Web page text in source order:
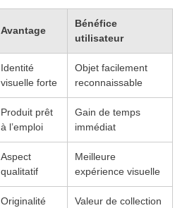
Avantage
Bénéfice
utilisateur
Identité
visuelle forte
Objet facilement
reconnaissable
Produit prêt
à l’emploi
Gain de temps
immédiat
Aspect
qualitatif
Meilleure
expérience visuelle
Originalité
Valeur de collection